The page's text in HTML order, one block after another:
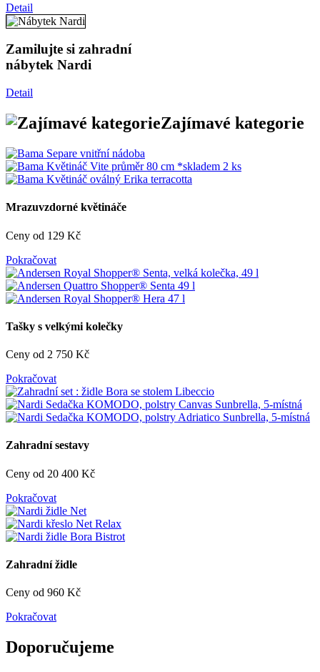
Detail
Zamilujte si zahradní
nábytek Nardi
Detail
Zajímavé kategorie
Mrazuvzdorné květináče
Ceny od 129 Kč
Pokračovat
Tašky s velkými kolečky
Ceny od 2 750 Kč
Pokračovat
Zahradní sestavy
Ceny od 20 400 Kč
Pokračovat
Zahradní židle
Ceny od 960 Kč
Pokračovat
Doporučujeme